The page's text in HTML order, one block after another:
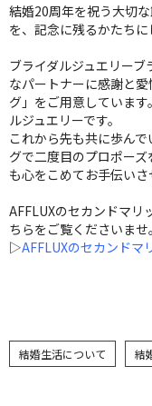
結婚20周年を祝う大切
を、記念に残るかたち
ブライダルジュエリー
なパートナーに感謝と
グ」をご用意していま
ルジュエリーです。
これから先も共に歩ん
グで二度目のプロポー
も心をこめてお手伝いさ
AFFLUXのセカンドマリ
ちらをご覧くださいませ。
▷AFFLUXのセカンドマ
結婚生活について 結